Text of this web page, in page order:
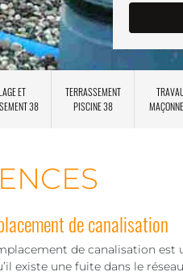
ET
38
TERRASSEMENT
PISCINE 38
de canalisation
de canalisation est
existe une fuite dans le